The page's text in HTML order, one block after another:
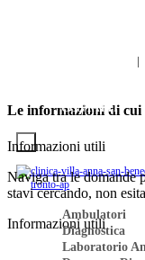
|
CONTATTI
Ambulatori
Diagnostica
Laboratorio
Le informazioni di cui
Informazioni utili
Naviga tra le domande
stavi cercando, non
Informazioni utili